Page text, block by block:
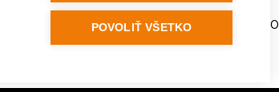
Veľkosti skeletu lyžiarok
Platforma na riešenie sporov online
POVOLIŤ VŠETKO